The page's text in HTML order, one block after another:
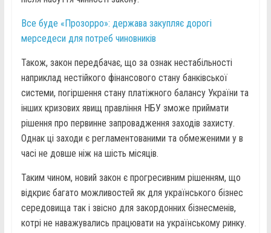
Все буде «Прозорро»: держава закупляє дорогі
мерседеси для потреб чиновників
Також, закон передбачає, що за ознак нестабільності
наприклад нестійкого фінансового стану банківської
системи, погіршення стану платіжного балансу України та
інших кризових явищ правління НБУ зможе приймати
рішення про первинне запровадження заходів захисту.
Однак ці заходи є регламентованими та обмеженими у в
часі не довше ніж на шість місяців.
Таким чином, новий закон є прогресивним рішенням, що
відкриє багато можливостей як для українського бізнес
середовища так і звісно для закордонних бізнесменів,
котрі не наважувались працювати на українському ринку.